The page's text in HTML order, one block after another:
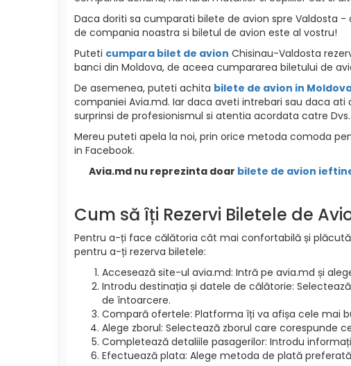
Daca doriti sa cumparati bilete de avion spre Valdosta
de compania noastra si biletul de avion este al vostru!
Puteti cumpara bilet de avion Chisinau-Valdosta
banci din Moldova, de aceea cumpararea biletului de
De asemenea, puteti achita bilete de avion in
companiei Avia.md. Iar daca aveti intrebari sau daca
surprinsi de profesionismul si atentia acordata catre
Mereu puteti apela la noi, prin orice metoda comoda
in Facebook.
Avia.md nu reprezinta doar bilete de avion
Cum să îți Rezervi Biletele de
Pentru a-ți face călătoria cât mai confortabilă și
pentru a-ți rezerva biletele:
Accesează site-ul avia.md: Intră pe avia.md și
Introdu destinația și datele de călătorie:
de întoarcere.
Compară ofertele: Platforma îți va afișa cele mai
Alege zborul: Selectează zborul care corespunde
Completează detaliile pasagerilor: Introdu
Efectuează plata: Alege metoda de plată